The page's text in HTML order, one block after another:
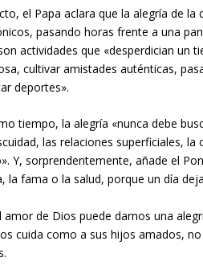
el Papa aclara que la alegría de
pasando horas frente a una
actividades que «desperdician un
cultivar amistades auténticas,
deportes».
tiempo, la alegría «nunca debe
las relaciones superficiales,
Y, sorprendentemente, añade el
la fama o la salud, porque un día
amor de Dios puede darnos una
cuida como a sus hijos amados,